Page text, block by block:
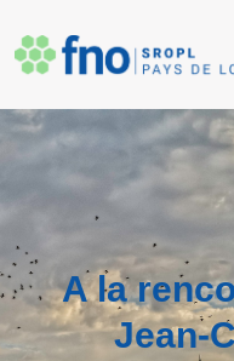
A la
Jean-